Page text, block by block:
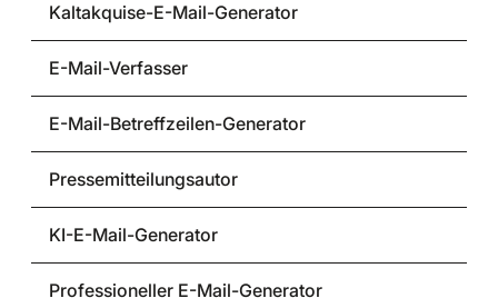
Kaltakquise-E-Mail-Generator
E-Mail-Verfasser
E-Mail-Betreffzeilen-Generator
Pressemitteilungsautor
KI-E-Mail-Generator
Professioneller E-Mail-Generator